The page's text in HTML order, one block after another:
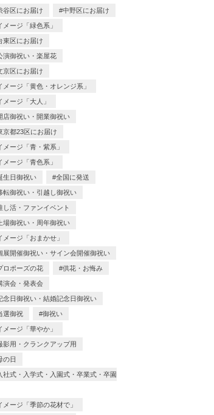
谷区にお届け 中野区にお届け
メージ「緑色系」
東区にお届け
演御祝い・楽屋花
京区にお届け
メージ「黄色・オレンジ系」
メージ「大人」
店御祝い・開業御祝い
京都23区にお届け
メージ「青・紫系」
メージ「青色系」
生日御祝い 全国に発送
転御祝い・引越し御祝い
し活・ファンイベント
上場御祝い・周年御祝い
メージ「おまかせ」
展開催御祝い・サイン会開催御祝い
ロポーズの花 供花・お悔み
演会・発表会
念日御祝い・結婚記念日御祝い
選御祝 御祝い
メージ「華やか」
影用・クランクアップ用
の日
社式・入学式・入園式・卒業式・卒園
メージ「季節の花材で」